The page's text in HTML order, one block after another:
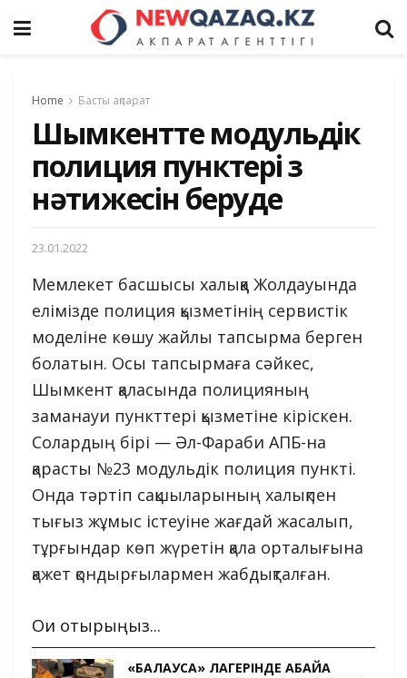
Home Басты ақпарат
Шымкентте модульдік
полиция пунктері өз
нәтижесін беруде
23.01.2022
Мемлекет басшысы халыққа Жолдауында
елімізде полиция қызметінің сервистік
моделіне көшу жайлы тапсырма берген
болатын. Осы тапсырмаға сәйкес,
Шымкент қаласында полицияның
заманауи пункттері қызметіне кіріскен.
Солардың бірі — Әл-Фараби АПБ-на
қарасты №23 модульдік полиция пункті.
Онда тәртіп сақшыларының халықпен
тығыз жұмыс істеуіне жағдай жасалып,
тұрғындар көп жүретін қала орталығына
қажет қондырғылармен жабдықталған.
Оқи отырыңыз...
«БАЛАУСА» ЛАГЕРІНДЕ АБАЙҒА